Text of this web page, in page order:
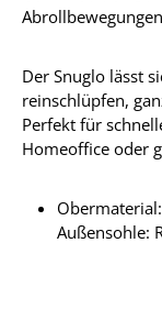
Der Snuglo lässt
reinschlüpfen,
Perfekt für
Homeoffice oder
Obermaterial:
Außensohle: